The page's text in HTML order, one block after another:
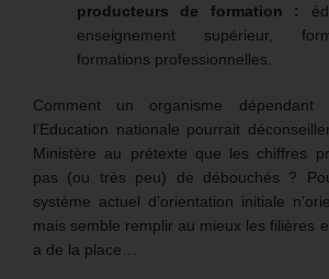
producteurs de formation :
enseignement supérieur,
formations professionnelles.
Comment un organisme
l’Education nationale pourrait
Ministère au prétexte que les chiffres
pas (ou très peu) de débouchés ?
système actuel d’orientation initiale
mais semble remplir au mieux les filières
a de la place…